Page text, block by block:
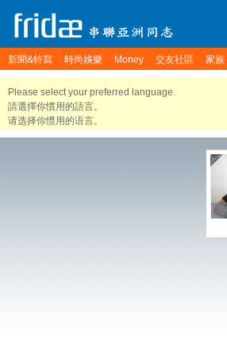
新聞&特寫 時尚娛樂 Money 交友社區 家族
Please select your preferred language.
請選擇你慣用的語言。
请选择你惯用的语言。